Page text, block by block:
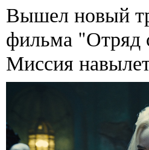
Вышел новый
фильма "Отряд
Миссия